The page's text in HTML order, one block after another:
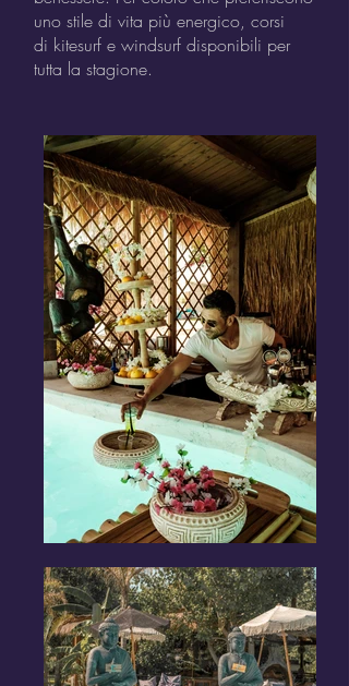
uno stile di vita più energico, corsi
di kitesurf e windsurf disponibili per
tutta la stagione.